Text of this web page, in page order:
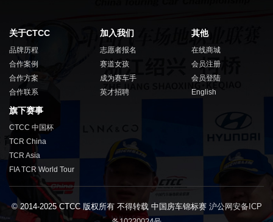
关于CTCC
品牌历程
合作案例
合作方案
合作联系
加入我们
志愿者报名
赛道女孩
成为赛车手
英才招聘
其他
在线商城
会员注册
会员登陆
English
旗下赛事
CTCC 中国杯
TCR China
TCR Asia
FIA TCR World Tour
© 2014-2025 CTCC 版权所有 不得转载 中国房车锦标赛 沪公网安备ICP